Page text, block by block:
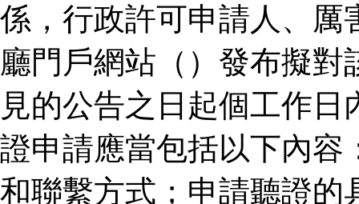
係，行政許可申請人、厲
廳門戶網站（）發布擬
見的公告之日起個工作
證申請應當包括以下內容
和聯繫方式；申請聽證的